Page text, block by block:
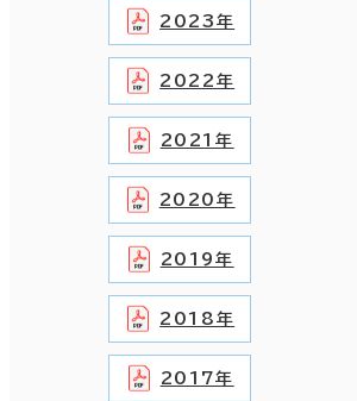
2023年
2022年
2021年
2020年
2019年
2018年
2017年